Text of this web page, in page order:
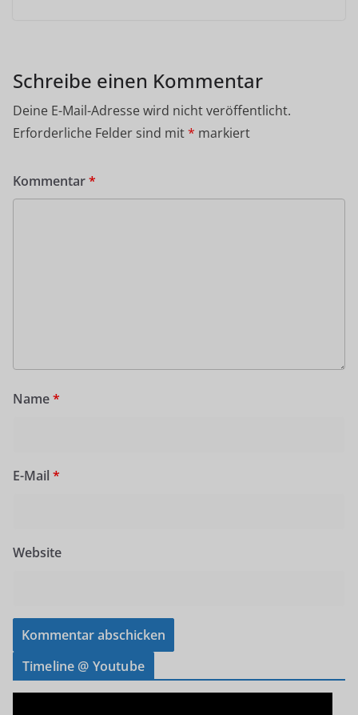
Schreibe einen Kommentar
Deine E-Mail-Adresse wird nicht veröffentlicht.
Erforderliche Felder sind mit* markiert
Kommentar*
Name*
E-Mail *
Website
Timeline @ Youtube